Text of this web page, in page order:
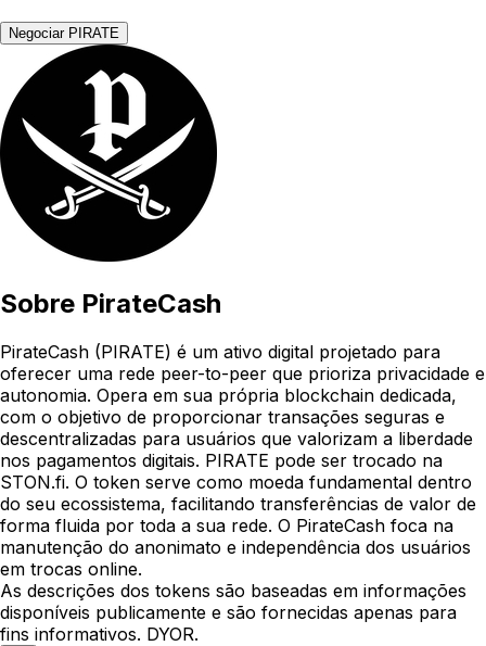
Negociar PIRATE
Sobre PirateCash
PirateCash (PIRATE) é um ativo digital projetado para
oferecer uma rede peer-to-peer que prioriza privacidade e
autonomia. Opera em sua própria blockchain dedicada,
com o objetivo de proporcionar transações seguras e
descentralizadas para usuários que valorizam a liberdade
nos pagamentos digitais. PIRATE pode ser trocado na
STON.fi. O token serve como moeda fundamental dentro
do seu ecossistema, facilitando transferências de valor de
forma fluida por toda a sua rede. O PirateCash foca na
manutenção do anonimato e independência dos usuários
em trocas online.
As descrições dos tokens são baseadas em informações
disponíveis publicamente e são fornecidas apenas para
fins informativos. DYOR.